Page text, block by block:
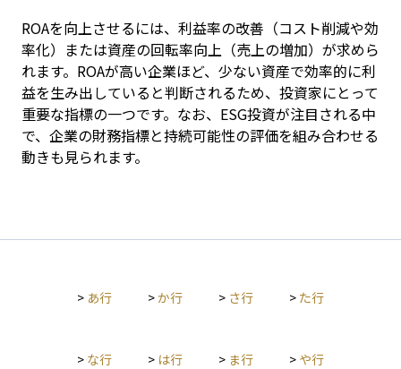
ROAを向上させるには、利益率の改善（コスト削減や効
率化）または資産の回転率向上（売上の増加）が求めら
れます。ROAが高い企業ほど、少ない資産で効率的に利
益を生み出していると判断されるため、投資家にとって
重要な指標の一つです。なお、ESG投資が注目される中
で、企業の財務指標と持続可能性の評価を組み合わせる
動きも見られます。
> あ行 >か行 > さ行 > た行
> な行 > は行 > ま行 > や行